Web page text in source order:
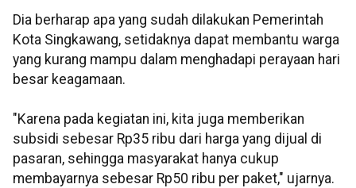
Dia berharap apa yang sudah dilakukan Pemerintah
Kota Singkawang, setidaknya dapat membantu warga
yang kurang mampu dalam menghadapi perayaan hari
besar keagamaan.
"Karena pada kegiatan ini, kita juga memberikan
subsidi sebesar Rp35 ribu dari harga yang dijual di
pasaran, sehingga masyarakat hanya cukup
membayarnya sebesar Rp50 ribu per paket," ujarnya.